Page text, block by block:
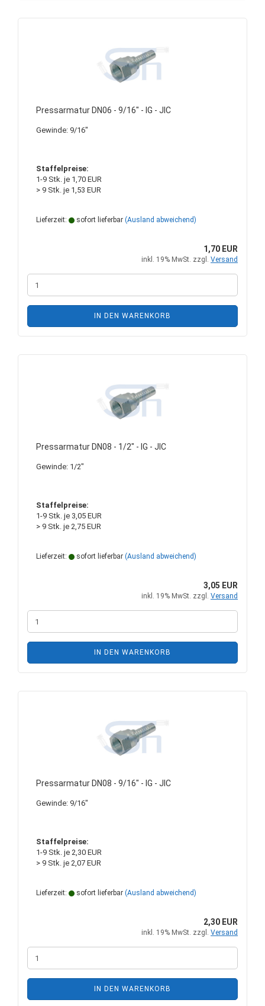
Pressarmatur DN06 - 9/16" - IG - JIC
Gewinde: 9/16"
Staffelpreise:
1-9 Stk. je 1,70 EUR
> 9 Stk. je 1,53 EUR
Lieferzeit: sofort lieferbar (Ausland abweichend)
1,70 EUR
inkl. 19% MwSt. zzgl. Versand
IN DEN WARENKORB
Pressarmatur DN08 - 1/2" - IG - JIC
Gewinde: 1/2"
Staffelpreise:
1-9 Stk. je 3,05 EUR
> 9 Stk. je 2,75 EUR
Lieferzeit: sofort lieferbar (Ausland abweichend)
3,05 EUR
inkl. 19% MwSt. zzgl. Versand
IN DEN WARENKORB
Pressarmatur DN08 - 9/16" - IG - JIC
Gewinde: 9/16"
Staffelpreise:
1-9 Stk. je 2,30 EUR
> 9 Stk. je 2,07 EUR
Lieferzeit: sofort lieferbar (Ausland abweichend)
2,30 EUR
inkl. 19% MwSt. zzgl. Versand
IN DEN WARENKORB